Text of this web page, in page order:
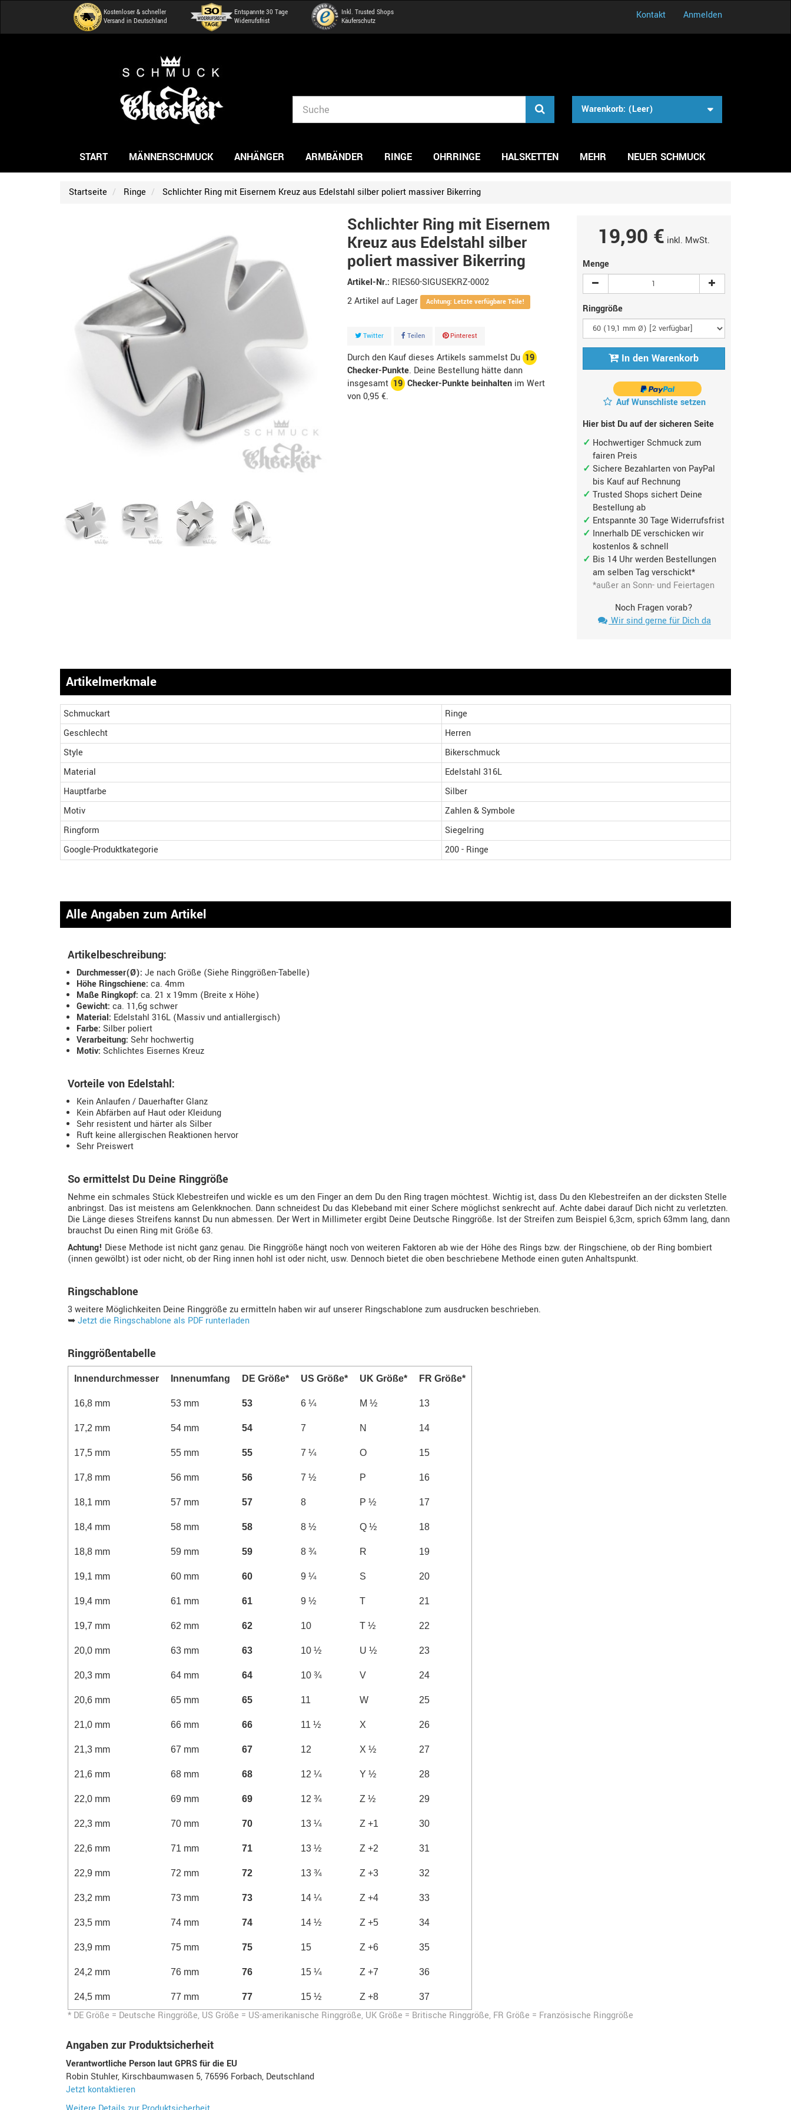
Kontakt Anmelden
Warenkorb: (Leer)
Kostenloser & schneller
Versand in Deutschland
Entspannte 30 Tage
Widerrufsfrist
Inkl. Trusted Shops
Käuferschutz
START MÄNNERSCHMUCK ANHÄNGER ARMBÄNDER RINGE OHRRINGE HALSKETTEN MEHR NEUER SCHMUCK
Startseite Ringe Schlichter Ring mit Eisernem Kreuz aus Edelstahl silber poliert massiver Bikerring
Schlichter Ring mit Eisernem
Kreuz aus Edelstahl silber
poliert massiver Bikerring
Artikel-Nr.: RIES60-SIGUSEKRZ-0002
2 Artikel Achtung: Letzte verfügbare Teile!
Twitter Teilen Pinterest
Durch den Kauf dieses Artikels sammelst Du 19
Checker-Punkte. Deine Bestellung hätte dann
insgesamt 19Checker-Punkte beinhaltenim Wert
von0,95 €.
19,90 € inkl. MwSt.
Menge
Ringgröße
In den Warenkorb
Auf Wunschliste setzen
Hier bist Du auf der sicheren Seite
Hochwertiger Schmuck zum
fairen Preis
Sichere Bezahlarten von PayPal
bis Kauf auf Rechnung
Trusted Shops sichert Deine
Bestellung ab
Entspannte 30 Tage Widerrufsfrist
Innerhalb DE verschicken wir
kostenlos & schnell
Bis 14 Uhr werden Bestellungen
am selben Tag verschickt*
*außer an Sonn- und Feiertagen
Noch Fragen vorab?
Wir sind gerne für Dich da
Artikelmerkmale
Schmuckart
Ringe
Geschlecht
Herren
Style
Bikerschmuck
Material
Edelstahl 316L
Hauptfarbe
Silber
Motiv
Zahlen & Symbole
Ringform
Siegelring
Google-Produktkategorie
200 - Ringe
Alle Angaben zum Artikel
Artikelbeschreibung:
Durchmesser(Ø): Je nach Größe (Siehe Ringgrößen-Tabelle)
Höhe Ringschiene: ca. 4mm
Maße Ringkopf: ca. 21 x 19mm (Breite x Höhe)
Gewicht: ca. 11,6g schwer
Material: Edelstahl 316L (Massiv und antiallergisch)
Farbe: Silber poliert
Verarbeitung: Sehr hochwertig
Motiv: Schlichtes Eisernes Kreuz
Vorteile von Edelstahl:
Kein Anlaufen / Dauerhafter Glanz
Kein Abfärben auf Haut oder Kleidung
Sehr resistent und härter als Silber
Ruft keine allergischen Reaktionen hervor
Sehr Preiswert
So ermittelst Du Deine Ringgröße
Nehme ein schmales Stück Klebestreifen und wickle es um den Finger an dem Du den Ring tragen möchtest. Wichtig ist, dass Du den Klebestreifen an der dicksten Stelle
anbringst. Das ist meistens am Gelenkknochen. Dann schneidest Du das Klebeband mit einer Schere möglichst senkrecht auf. Achte dabei darauf Dich nicht zu verletzten.
Die Länge dieses Streifens kannst Du nun abmessen. Der Wert in Millimeter ergibt Deine Deutsche Ringgröße. Ist der Streifen zum Beispiel 6,3cm, sprich 63mm lang, dann
brauchst Du einen Ring mit Größe 63.
Achtung! Diese Methode ist nicht ganz genau. Die Ringgröße hängt noch von weiteren Faktoren ab wie der Höhe des Rings bzw. der Ringschiene, ob der Ring bombiert
(innen gewölbt) ist oder nicht, ob der Ring innen hohl ist oder nicht, usw. Dennoch bietet die oben beschriebene Methode einen guten Anhaltspunkt.
Ringschablone
3 weitere Möglichkeiten Deine Ringgröße zu ermitteln haben wir auf unserer Ringschablone zum ausdrucken beschrieben.
➥Jetzt die Ringschablone als PDF runterladen
Ringgrößentabelle
Innen­durchmesser Innen­­umfang DE Größe* US Größe* UK Größe* FR Größe*
16,8 mm 53 mm 53 6 ¼ M ½ 13
17,2 mm 54 mm 54 7 N 14
17,5 mm 55 mm 55 7 ¼ O 15
17,8 mm 56 mm 56 7 ½ P 16
18,1 mm 57 mm 57 8 P ½ 17
18,4 mm 58 mm 58 8 ½ Q ½ 18
18,8 mm 59 mm 59 8 ¾ R 19
19,1 mm 60 mm 60 9 ¼ S 20
19,4 mm 61 mm 61 9 ½ T 21
19,7 mm 62 mm 62 10 T ½ 22
20,0 mm 63 mm 63 10 ½ U ½ 23
20,3 mm 64 mm 64 10 ¾ V 24
20,6 mm 65 mm 65 11 W 25
21,0 mm 66 mm 66 11 ½ X 26
21,3 mm 67 mm 67 12 X ½ 27
21,6 mm 68 mm 68 12 ¼ Y ½ 28
22,0 mm 69 mm 69 12 ¾ Z ½ 29
22,3 mm 70 mm 70 13 ¼ Z +1 30
22,6 mm 71 mm 71 13 ½ Z +2 31
22,9 mm 72 mm 72 13 ¾ Z +3 32
23,2 mm 73 mm 73 14 ¼ Z +4 33
23,5 mm 74 mm 74 14 ½ Z +5 34
23,9 mm 75 mm 75 15 Z +6 35
24,2 mm 76 mm 76 15 ¼ Z +7 36
24,5 mm 77 mm 77 15 ½ Z +8 37
* DE Größe = Deutsche Ringgröße, US Größe = US-amerikanische Ringgröße, UK Größe = Britische Ringgröße, FR Größe = Französische Ringgröße
Angaben zur Produktsicherheit
Verantwortliche Person laut GPRS für die EU
Robin Stuhler, Kirschbaumwasen 5, 76596 Forbach, Deutschland
Jetzt kontaktieren